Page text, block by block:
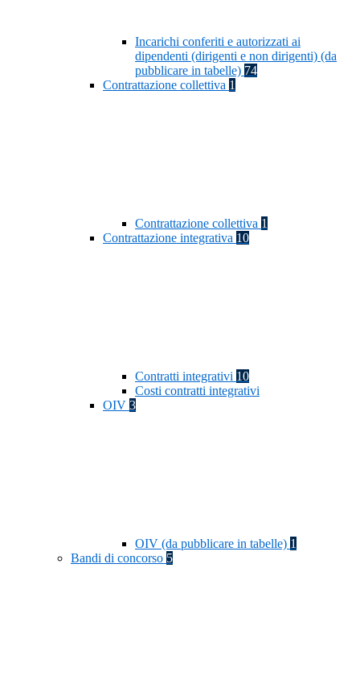
Incarichi conferiti e autorizzati ai
dipendenti (dirigenti e non dirigenti) (da
pubblicare in tabelle) 74
Contrattazione collettiva 1
Contrattazione collettiva 1
Contrattazione integrativa 10
Contratti integrativi 10
Costi contratti integrativi
OIV 3
OIV (da pubblicare in tabelle) 1
Bandi di concorso 5